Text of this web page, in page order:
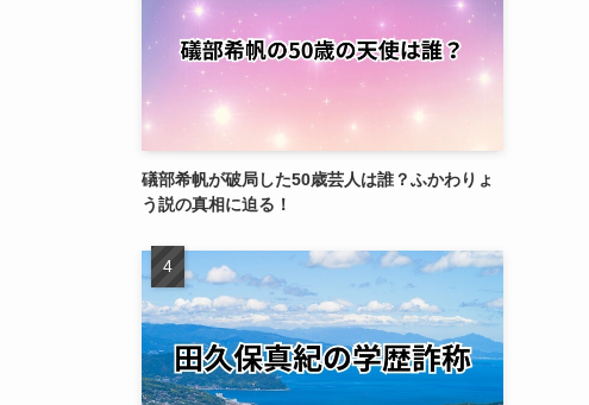
礒部希帆が破局した50歳芸人は誰？ふかわりょ
う説の真相に迫る！